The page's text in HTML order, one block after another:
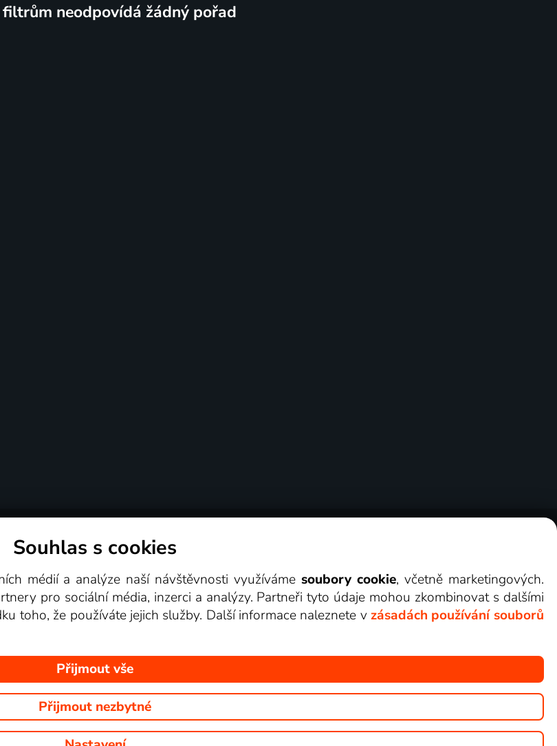
neodpovídá žádný pořad
Videotéka
jsou zobrazovány obrázky z pořadů TV stanic, které můžete sledovat v Lepší.TV.
Souhlas s cookies
médií a analýze naší návštěvnosti využívámesoubory cookie, včetně marketingových.
pro sociální média, inzerci a analýzy. Partneři tyto údaje mohou zkombinovat s dalšími
toho, že používáte jejich služby. Další informace naleznete v zásadách používání souborů
Přijmout vše
Přijmout nezbytné